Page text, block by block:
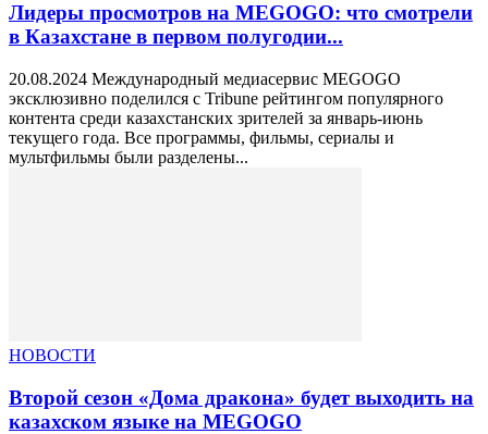
Лидеры просмотров на MEGOGO: что смотрели
в Казахстане в первом полугодии...
20.08.2024 Международный медиасервис MEGOGO
эксклюзивно поделился с Tribune рейтингом популярного
контента среди казахстанских зрителей за январь-июнь
текущего года. Все программы, фильмы, сериалы и
мультфильмы были разделены...
НОВОСТИ
Второй сезон «Дома дракона» будет выходить на
казахском языке на MEGOGO